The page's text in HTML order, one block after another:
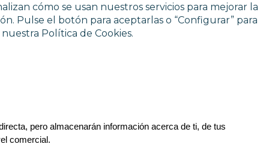
cómo se usan nuestros servicios para mejorar la
Pulse el botón para aceptarlas o “Configurar” para
Política de Cookies.
pero almacenarán información acerca de ti, de tus
comercial.